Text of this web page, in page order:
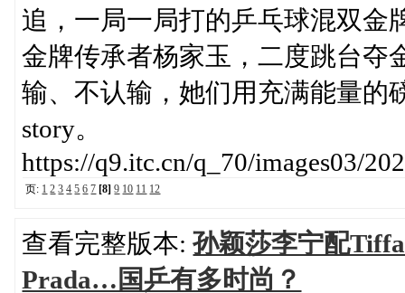
追，一局一局打的乒乓球混双金
金牌传承者杨家玉，二度跳台夺
输、不认输，她们用充满能量的
story。
https://q9.itc.cn/q_70/images03/
页: 1 2 3 4 5 6 7 [8] 9 10 11 12
查看完整版本:孙颖莎李宁配
Prada…国乒有多时尚？